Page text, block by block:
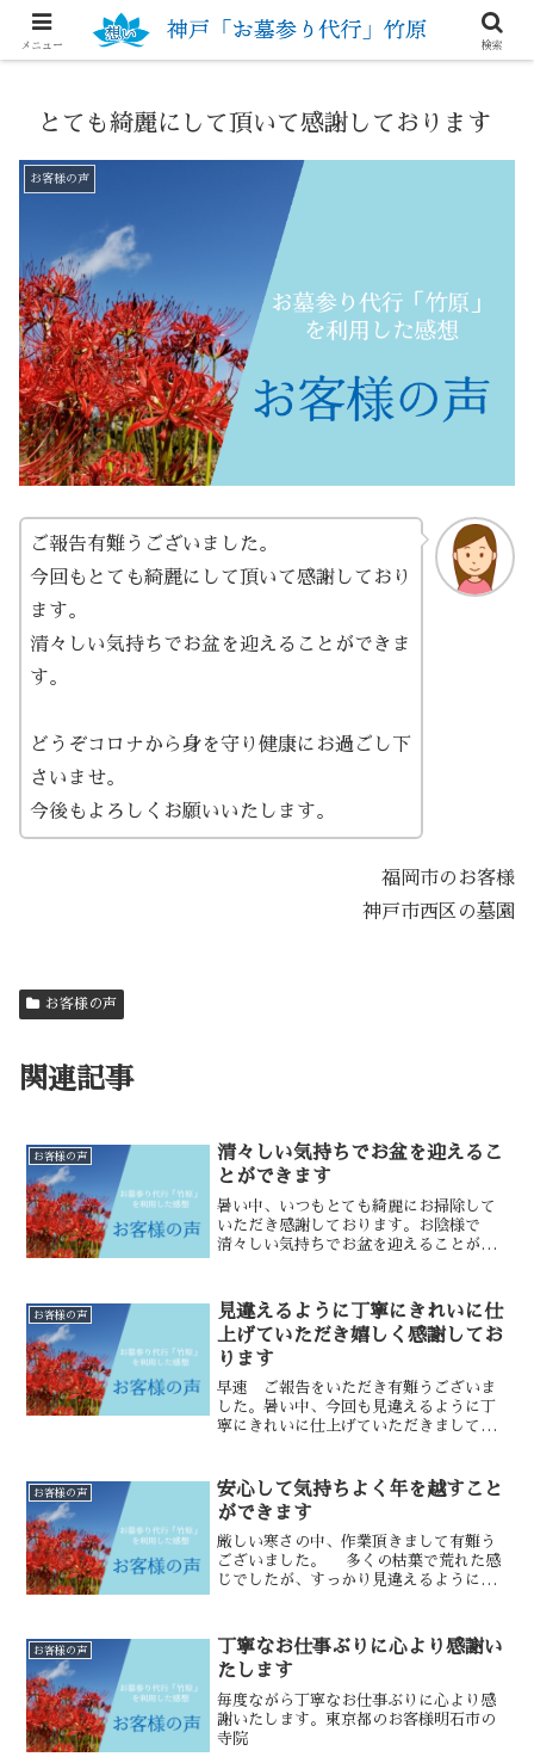
想いを大切にするお墓参り代行
とても綺麗にして頂いて感謝しております
お客様の声
ご報告有難うございました。
今回もとても綺麗にして頂いて感謝しており
ます。
清々しい気持ちでお盆を迎えることができま
す。
どうぞコロナから身を守り健康にお過ごし下
さいませ。
今後もよろしくお願いいたします。
福岡市のお客様
神戸市西区の墓園
お客様の声
関連記事
お客様の声
清々しい気持ちでお盆を迎えるこ
とができます
暑い中、いつもとても綺麗にお掃除して
いただき感謝しております。お陰様で
清々しい気持ちでお盆を迎えることがで
うぞお身体お大切にお過ごしくださいま
せ。福岡市のお客様神戸市西...
お客様の声
見違えるように丁寧にきれいに仕
上げていただき嬉しく感謝してお
ります
早速 ご報告をいただき有難うございま
した。暑い中、今回も見違えるように丁
寧にきれいに仕上げていただきまして、
ようで、安心致しました。 遠方の為、今
後もお願いすることがあ...
お客様の声
安心して気持ちよく年を越すこと
ができます
厳しい寒さの中、作業頂きまして有難う
ございました。 多くの枯葉で荒れた感
じでしたが、すっかり見違えるように
越すことができます。 いつも有難うご
ざいます。福岡市のお客...
お客様の声
丁寧なお仕事ぶりに心より感謝い
たします
毎度ながら丁寧なお仕事ぶりに心より感
謝いたします。東京都のお客様明石市の
寺院
メニュー 検索